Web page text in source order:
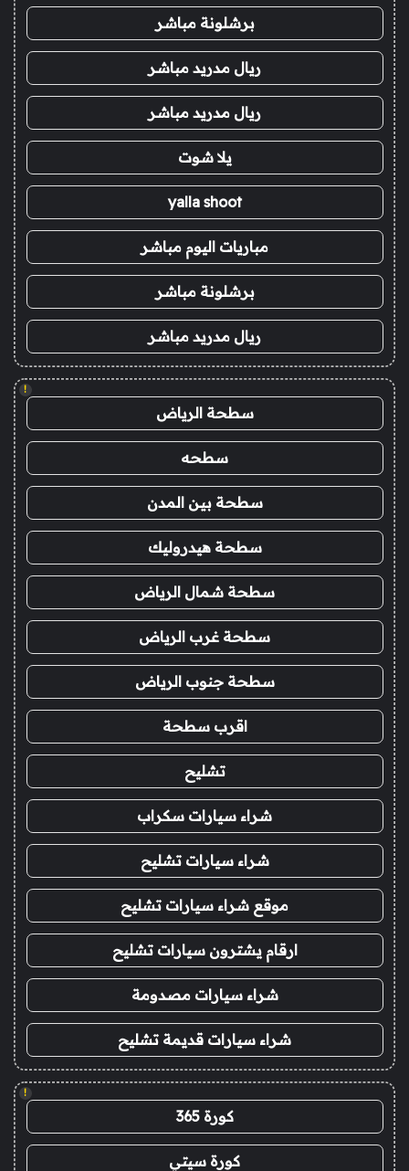
برشلونة مباشر
ريال مدريد مباشر
ريال مدريد مباشر
يلا شوت
yalla shoot
مباريات اليوم مباشر
برشلونة مباشر
ريال مدريد مباشر
!
سطحة الرياض
سطحه
سطحة بين المدن
سطحة هيدروليك
سطحة شمال الرياض
سطحة غرب الرياض
سطحة جنوب الرياض
اقرب سطحة
تشليح
شراء سيارات سكراب
شراء سيارات تشليح
موقع شراء سيارات تشليح
ارقام يشترون سيارات تشليح
شراء سيارات مصدومة
شراء سيارات قديمة تشليح
!
كورة 365
كورة سيتي